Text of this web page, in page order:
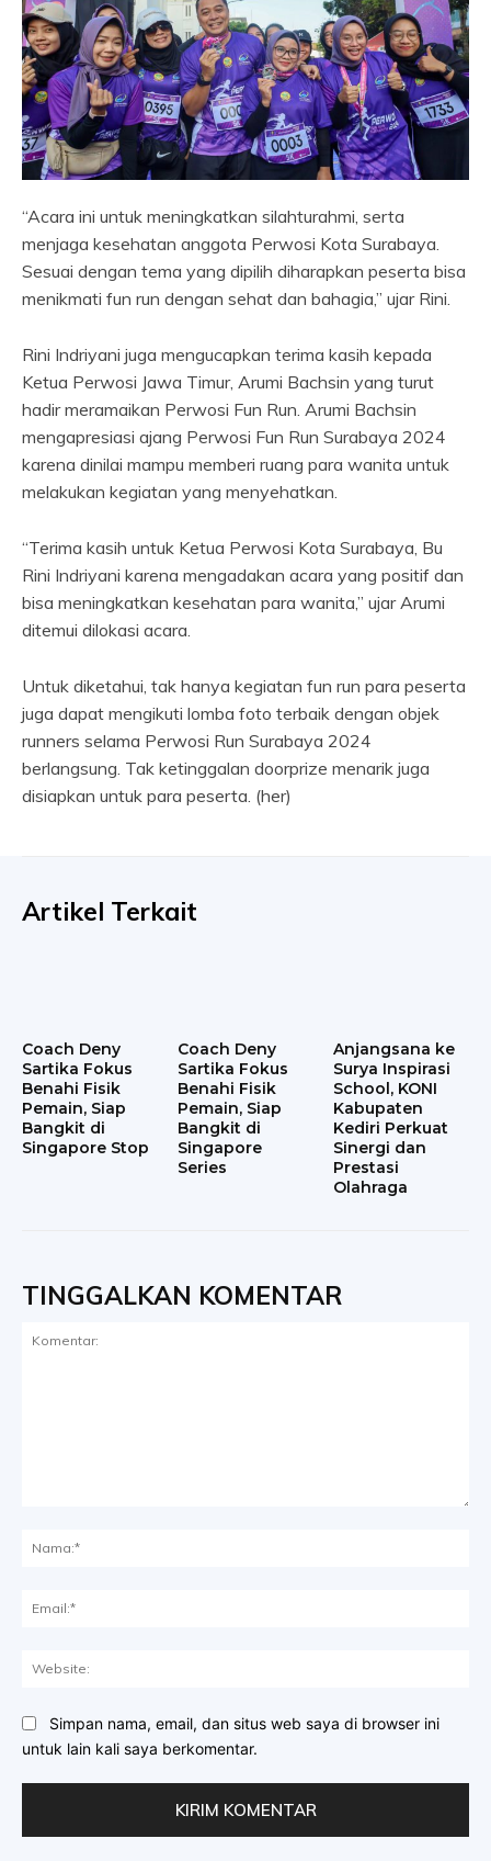
“Acara ini untuk meningkatkan silahturahmi, serta
menjaga kesehatan anggota Perwosi Kota Surabaya.
Sesuai dengan tema yang dipilih diharapkan peserta bisa
menikmati fun run dengan sehat dan bahagia,” ujar Rini.
Rini Indriyani juga mengucapkan terima kasih kepada
Ketua Perwosi Jawa Timur, Arumi Bachsin yang turut
hadir meramaikan Perwosi Fun Run. Arumi Bachsin
mengapresiasi ajang Perwosi Fun Run Surabaya 2024
karena dinilai mampu memberi ruang para wanita untuk
melakukan kegiatan yang menyehatkan.
“Terima kasih untuk Ketua Perwosi Kota Surabaya, Bu
Rini Indriyani karena mengadakan acara yang positif dan
bisa meningkatkan kesehatan para wanita,” ujar Arumi
ditemui dilokasi acara.
Untuk diketahui, tak hanya kegiatan fun run para peserta
juga dapat mengikuti lomba foto terbaik dengan objek
runners selama Perwosi Run Surabaya 2024
berlangsung. Tak ketinggalan doorprize menarik juga
disiapkan untuk para peserta. (her)
Artikel Terkait
Coach Deny
Sartika Fokus
Benahi Fisik
Pemain, Siap
Bangkit di
Singapore Stop
Coach Deny
Sartika Fokus
Benahi Fisik
Pemain, Siap
Bangkit di
Singapore
Series
Anjangsana ke
Surya Inspirasi
School, KONI
Kabupaten
Kediri Perkuat
Sinergi dan
Prestasi
Olahraga
TINGGALKAN KOMENTAR
Simpan nama, email, dan situs web saya di browser ini
untuk lain kali saya berkomentar.